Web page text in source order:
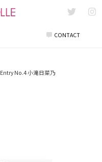
CONTACT
Entry No.4 小滝日菜乃